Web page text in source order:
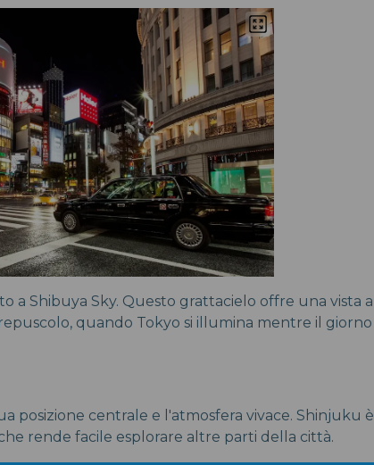
a Shibuya Sky. Questo grattacielo offre una vista a
quando Tokyo si illumina mentre il giorno
posizione centrale e l'atmosfera vivace. Shinjuku è
rende facile esplorare altre parti della città.